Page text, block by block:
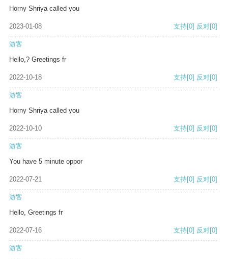
Horny Shriya called you
2023-01-08 支持[0] 反对[0]
游客
Hello,? Greetings fr
2022-10-18 支持[0] 反对[0]
游客
Horny Shriya called you
2022-10-10 支持[0] 反对[0]
游客
You have 5 minute oppor
2022-07-21 支持[0] 反对[0]
游客
Hello, Greetings fr
2022-07-16 支持[0] 反对[0]
游客